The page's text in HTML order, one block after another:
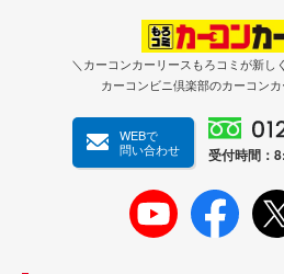
＼カーコンカーリースもろコミが新し
カーコンビニ倶楽部のカーコン
WEBで
問い合わせ
受付時間：